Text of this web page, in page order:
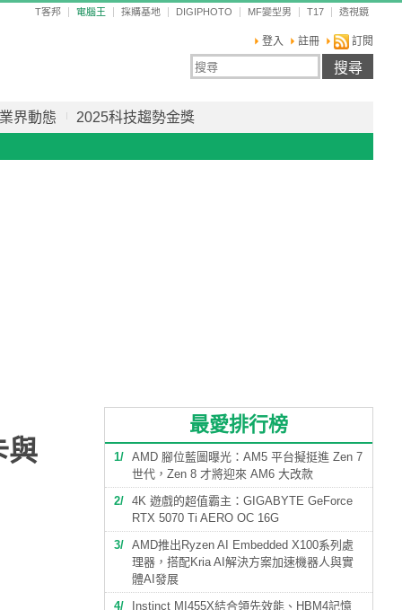
T客邦 電腦王 採購基地 DIGIPHOTO MF變型男 T17 透視鏡
登入 註冊 訂閱
業界動態 2025科技趨勢金獎
與
最愛排行榜
1
AMD 腳位藍圖曝光：AM5 平台擬挺進 Zen 7
世代，Zen 8 才將迎來 AM6 大改款
2
4K 遊戲的超值霸主：GIGABYTE GeForce
RTX 5070 Ti AERO OC 16G
3
AMD推出Ryzen AI Embedded X100系列處
理器，搭配Kria AI解決方案加速機器人與實
體AI發展
4
Instinct MI455X結合領先效能、HBM4記憶